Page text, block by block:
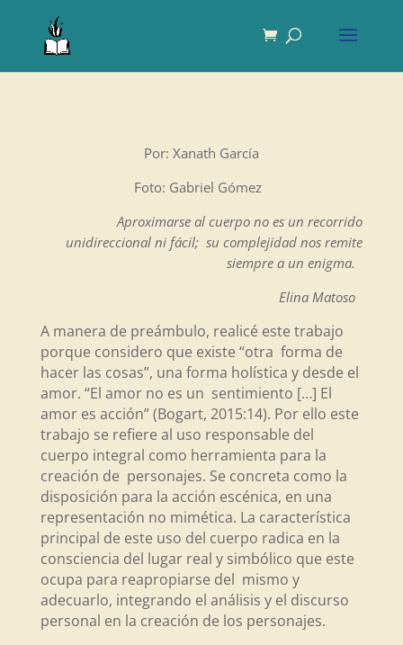
Por: Xanath García
Foto: Gabriel Gómez
Aproximarse al cuerpo no es un recorrido
unidireccional ni fácil; su complejidad nos remite
siempre a un enigma.
Elina Matoso
A manera de preámbulo, realicé este trabajo
porque considero que existe “otra forma de
hacer las cosas”, una forma holística y desde el
amor. “El amor no es un sentimiento […] El
amor es acción” (Bogart, 2015:14). Por ello este
trabajo se refiere al uso responsable del
cuerpo integral como herramienta para la
creación de personajes. Se concreta como la
disposición para la acción escénica, en una
representación no mimética. La característica
principal de este uso del cuerpo radica en la
consciencia del lugar real y simbólico que este
ocupa para reapropiarse del mismo y
adecuarlo, integrando el análisis y el discurso
personal en la creación de los personajes.